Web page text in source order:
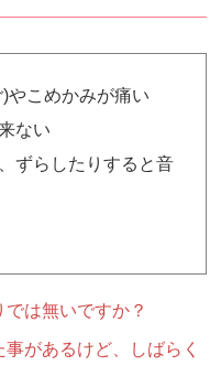
やこめかみが痛い
ない
ずらしたりすると音
は無いですか？
があるけど、しばらく